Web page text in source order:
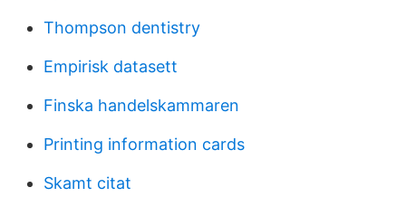
Thompson dentistry
Empirisk datasett
Finska handelskammaren
Printing information cards
Skamt citat